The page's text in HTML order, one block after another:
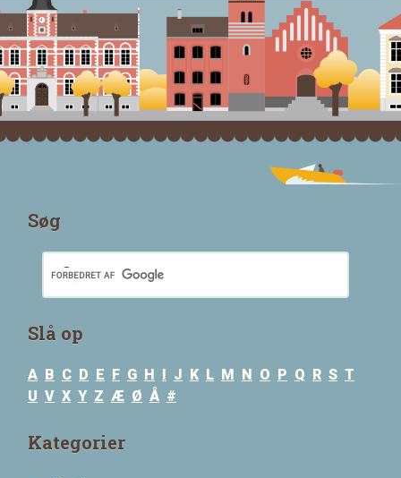
Søg
Slå op
A B C D E F G H J K L M N O P Q R S T
U V X Y Z Æ Ø Å #
Kategorier